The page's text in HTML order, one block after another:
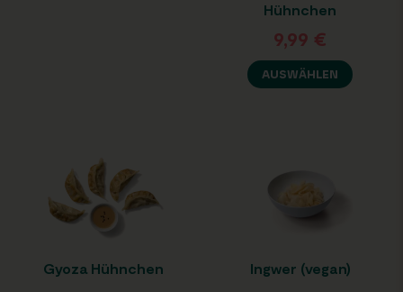
Hühnchen
9,99 €
AUSWÄHLEN
Gyoza Hühnchen Ingwer (vegan)